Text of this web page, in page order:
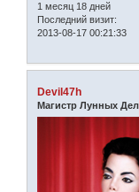
1 месяц 18 дней
Последний визит:
2013-08-17 00:21:33
Devil47h
Магистр Лунных Дел